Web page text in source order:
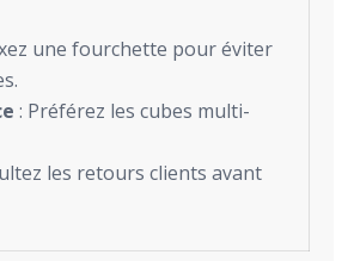
une fourchette pour éviter
: Préférez les cubes multi-
les retours clients avant